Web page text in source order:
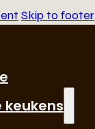
Skip to footer
keukens